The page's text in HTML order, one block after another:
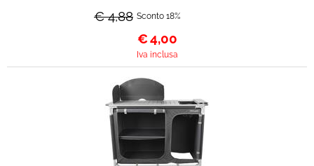
€ 4,88 Sconto 18%
€4,00
Iva inclusa